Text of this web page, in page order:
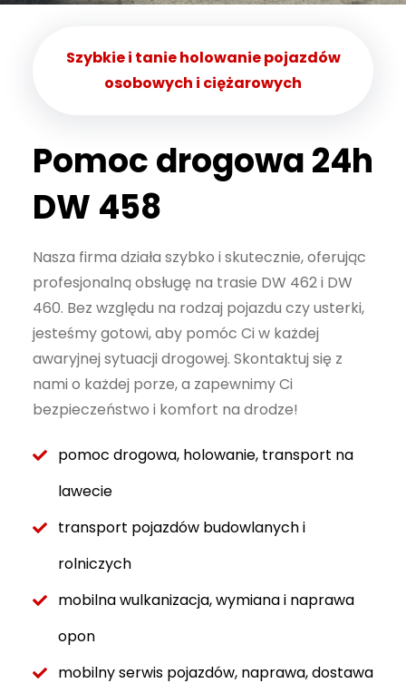
Szybkie i tanie holowanie pojazdów
osobowych i ciężarowych
Pomoc drogowa 24h
DW 458
Nasza firma działa szybko i skutecznie, oferując
profesjonalną obsługę na trasie DW 462 i DW
460. Bez względu na rodzaj pojazdu czy usterki,
jesteśmy gotowi, aby pomóc Ci w każdej
awaryjnej sytuacji drogowej. Skontaktuj się z
nami o każdej porze, a zapewnimy Ci
bezpieczeństwo i komfort na drodze!
pomoc drogowa, holowanie, transport na
lawecie
transport pojazdów budowlanych i
rolniczych
mobilna wulkanizacja, wymiana i naprawa
opon
mobilny serwis pojazdów, naprawa, dostawa